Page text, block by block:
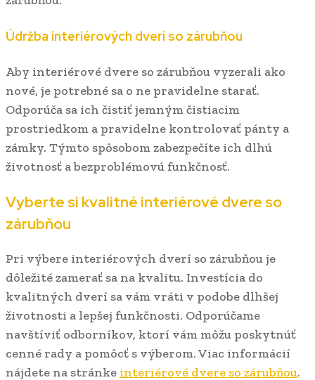
Údržba interiérových dverí so zárubňou
Aby interiérové dvere so zárubňou vyzerali ako
nové, je potrebné sa o ne pravidelne starať.
Odporúča sa ich čistiť jemným čistiacim
prostriedkom a pravidelne kontrolovať pánty a
zámky. Týmto spôsobom zabezpečíte ich dlhú
životnosť a bezproblémovú funkčnosť.
Vyberte si kvalitné interiérové dvere so
zárubňou
Pri výbere interiérových dverí so zárubňou je
dôležité zamerať sa na kvalitu. Investícia do
kvalitných dverí sa vám vráti v podobe dlhšej
životnosti a lepšej funkčnosti. Odporúčame
navštíviť odborníkov, ktorí vám môžu poskytnúť
cenné rady a pomôcť s výberom. Viac informácií
nájdete na stránke interiérové dvere so zárubňou.